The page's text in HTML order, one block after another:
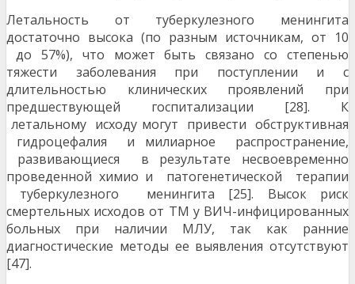
Летальность от туберкулезного менингита
достаточно высока (по разным источникам, от 10
до 57%), что может быть связано со степенью
тяжести заболевания при поступлении и с
длительностью клинических проявлений при
предшествующей госпитализации [28]. К
летальному исходу могут привести обструктивная
гидроцефалия и милиарное распространение,
развивающиеся в результате несвоевременно
проведенной химио и патогенетической терапии
туберкулезного менингита [25]. Высок риск
смертельных исходов от ТМ у ВИЧ-инфицированных
больных при наличии МЛУ, так как ранние
диагностические методы ее выявления отсутствуют
[47].